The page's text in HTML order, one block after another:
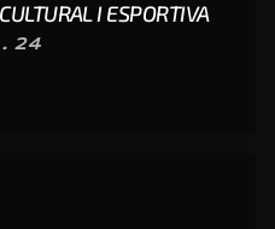
I ESPORTIVA
24